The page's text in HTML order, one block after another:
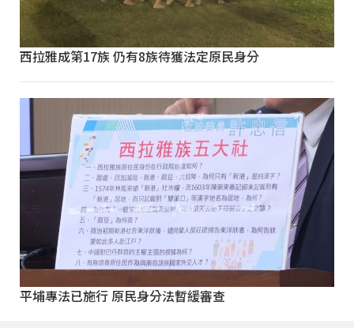
西拉雅成第17族 仍有8族待獲法定原民身分
平埔專法已施行 原民身分法暫緩審查